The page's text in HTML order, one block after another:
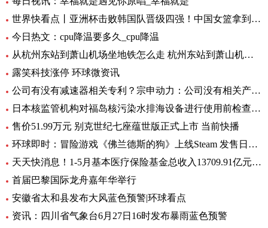
世界快看点丨亚洲杯击败韩国队晋级四强！中国女篮拿到世界杯及奥运资格赛席位
今日热文：cpu降温要多久_cpu降温
从杭州东站到萧山机场坐地铁怎么走 杭州东站到萧山机场有地铁 环球要闻
露笑科技涨停 环球微资讯
公司有没有减速器相关专利？宗申动力：公司没有相关产品以及专利
日本核监管机构对福岛核污染水排海设备进行使用前检查_速递
售价51.99万元 别克世纪七座蕴世版正式上市 当前快播
环球即时：冒险游戏《佛兰德斯的狗》上线Steam 发售日期待定
天天快消息！1-5月基本医疗保险基金总收入13709.91亿元，同比增长8.2%
首届巴黎国际龙舟嘉年华举行
安徽省太和县发布大风蓝色预警|环球看点
资讯：四川省气象台6月27日16时发布暴雨蓝色预警